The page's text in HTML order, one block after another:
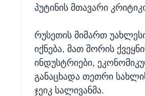
პუტინის მთავარი
რუსეთის მიმართ
იქნება, მათ შორის
ინდუსტრიები,
განაცხადა თეთრი
ჯეიკ სალივანმა.